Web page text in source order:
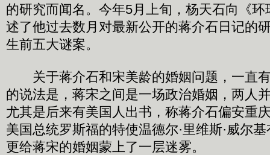
的研究而闻名。今年5月上旬，杨天石向《
述了他过去数月对最新公开的蒋介石日记
生前五大谜案。
关于蒋介石和宋美龄的婚姻问题，一直
的说法是，蒋宋之间是一场政治婚姻，两人
尤其是后来有美国人出书，称蒋介石偏安重
美国总统罗斯福的特使温德尔·里维斯·威尔
更给蒋宋的婚姻蒙上了一层迷雾。